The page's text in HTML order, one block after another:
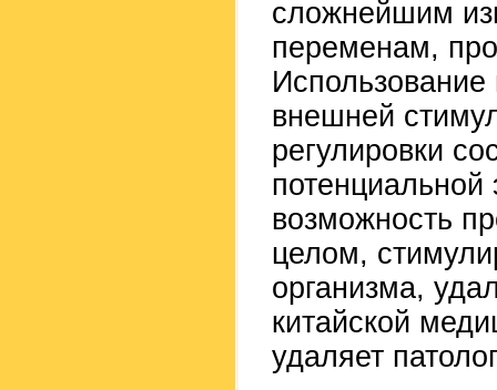
сложнейшим
переменам,
внешней
регулировки
потенциальной
возможность
целом,
организма,
китайской
удаляет